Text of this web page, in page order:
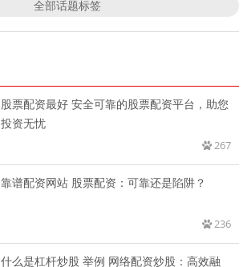
全部话题标签
股票配资最好 安全可靠的股票配资平台，助您
投资无忧
267
靠谱配资网站 股票配资：可靠还是陷阱？
236
什么是杠杆炒股 举例 网络配资炒股：高效融